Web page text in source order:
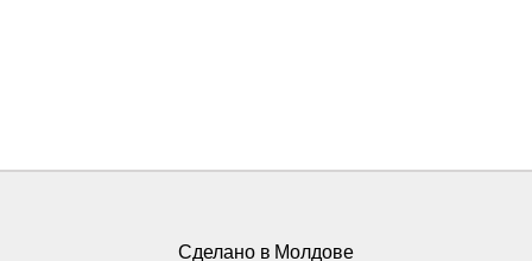
Сделано в Молдове